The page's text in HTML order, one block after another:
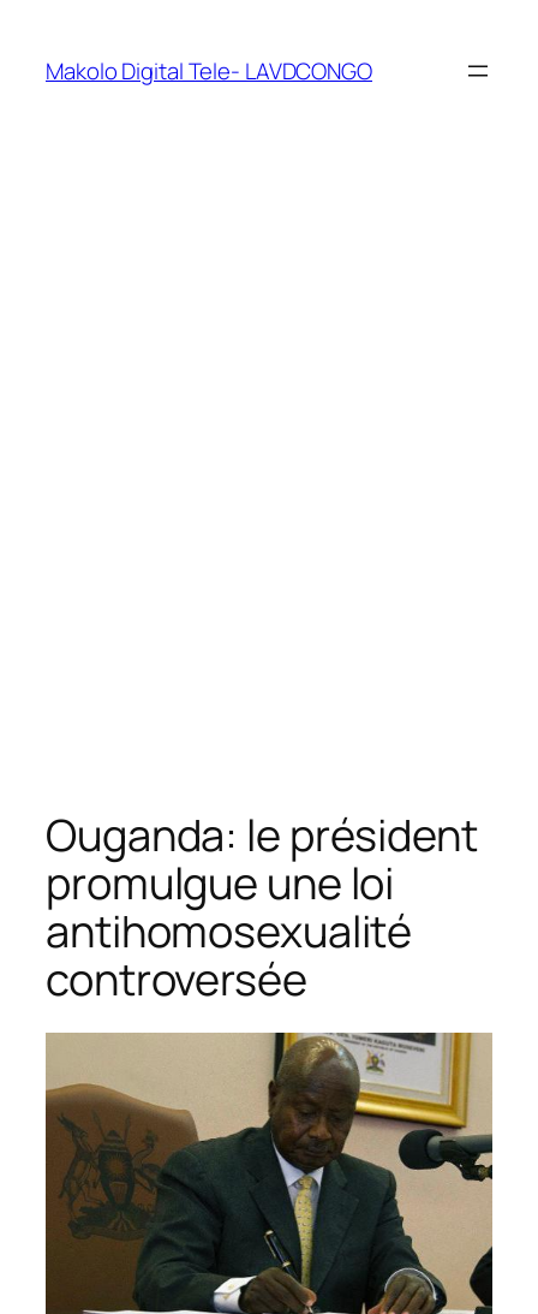
Makolo Digital Tele- LAVDCONGO
Ouganda: le président
promulgue une loi
antihomosexualité
controversée